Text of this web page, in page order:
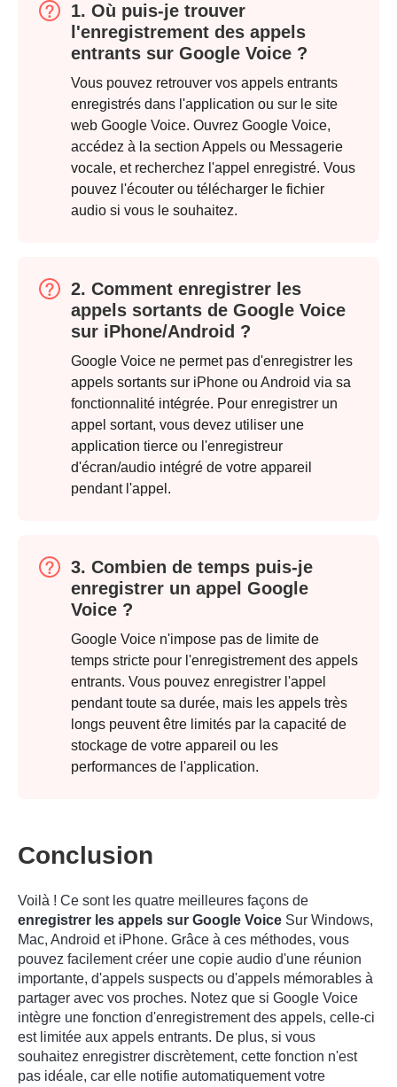
Étape 2.
Étape 4.
1. Où puis-je trouver
l'enregistrement des appels
entrants sur Google Voice ?
Vous pouvez retrouver vos appels entrants
enregistrés dans l'application ou sur le site
web Google Voice. Ouvrez Google Voice,
accédez à la section Appels ou Messagerie
vocale, et recherchez l'appel enregistré. Vous
pouvez l'écouter ou télécharger le fichier
audio si vous le souhaitez.
2. Comment enregistrer les
appels sortants de Google Voice
sur iPhone/Android ?
Google Voice ne permet pas d'enregistrer les
appels sortants sur iPhone ou Android via sa
fonctionnalité intégrée. Pour enregistrer un
appel sortant, vous devez utiliser une
application tierce ou l'enregistreur
d'écran/audio intégré de votre appareil
pendant l'appel.
3. Combien de temps puis-je
enregistrer un appel Google
Voice ?
Google Voice n'impose pas de limite de
temps stricte pour l'enregistrement des appels
entrants. Vous pouvez enregistrer l'appel
pendant toute sa durée, mais les appels très
longs peuvent être limités par la capacité de
stockage de votre appareil ou les
performances de l'application.
Conclusion
Voilà ! Ce sont les quatre meilleures façons de
enregistrer les appels sur Google Voice Sur Windows,
Mac, Android et iPhone. Grâce à ces méthodes, vous
pouvez facilement créer une copie audio d'une réunion
importante, d'appels suspects ou d'appels mémorables à
partager avec vos proches. Notez que si Google Voice
intègre une fonction d'enregistrement des appels, celle-ci
est limitée aux appels entrants. De plus, si vous
souhaitez enregistrer discrètement, cette fonction n'est
pas idéale, car elle notifie automatiquement votre